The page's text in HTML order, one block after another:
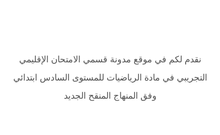
نقدم لكم في موقع مدونة قسمي الامتحان الإقليمي
التجريبي في مادة الرياضيات للمستوى السادس ابتدائي
وفق المنهاج المنقح الجديد